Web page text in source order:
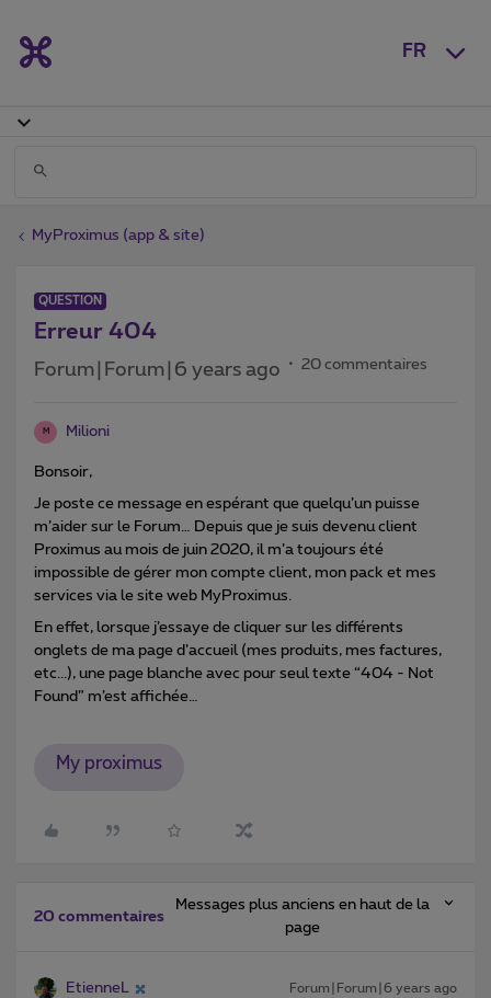
FR
MyProximus (app & site)
QUESTION
Erreur 404
Forum|Forum|6 years ago 20 commentaires
M Milioni
Bonsoir,
Je poste ce message en espérant que quelqu’un puisse
m’aider sur le Forum… Depuis que je suis devenu client
Proximus au mois de juin 2020, il m’a toujours été
impossible de gérer mon compte client, mon pack et mes
services via le site web MyProximus.
En effet, lorsque j’essaye de cliquer sur les différents
onglets de ma page d’accueil (mes produits, mes factures,
etc...), une page blanche avec pour seul texte “404 - Not
Found” m’est affichée…
My proximus
20 commentaires
Messages plus anciens en haut de la
page
EtienneL Forum|Forum|6 years ago